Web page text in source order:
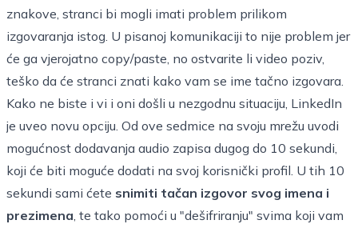
znakove, stranci bi mogli imati problem prilikom
izgovaranja istog. U pisanoj komunikaciji to nije problem jer
će ga vjerojatno copy/paste, no ostvarite li video poziv,
teško da će stranci znati kako vam se ime tačno izgovara.
Kako ne biste i vi i oni došli u nezgodnu situaciju, LinkedIn
je uveo novu opciju. Od ove sedmice na svoju mrežu uvodi
mogućnost dodavanja audio zapisa dugog do 10 sekundi,
koji će biti moguće dodati na svoj korisnički profil. U tih 10
sekundi sami ćete snimiti tačan izgovor svog imena i
prezimena, te tako pomoći u "dešifriranju" svima koji vam